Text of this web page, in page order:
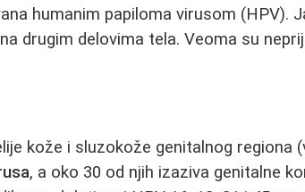
humanim papiloma virusom (HPV).
drugim delovima tela. Veoma su
kože i sluzokože genitalnog regiona
, a oko 30 od njih izaziva genitalne